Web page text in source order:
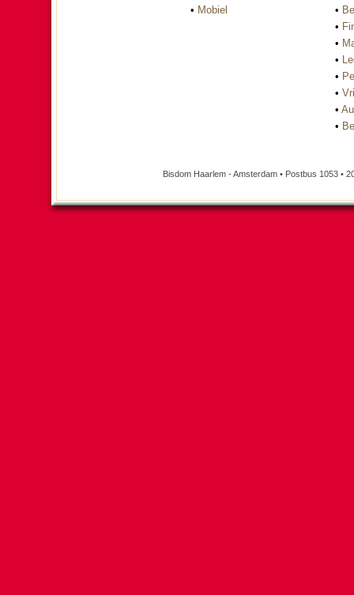
• Mobiel
•
•
•
•
•
•
•
•
Bisdom Haarlem - Amsterdam • Postbus 1053 •